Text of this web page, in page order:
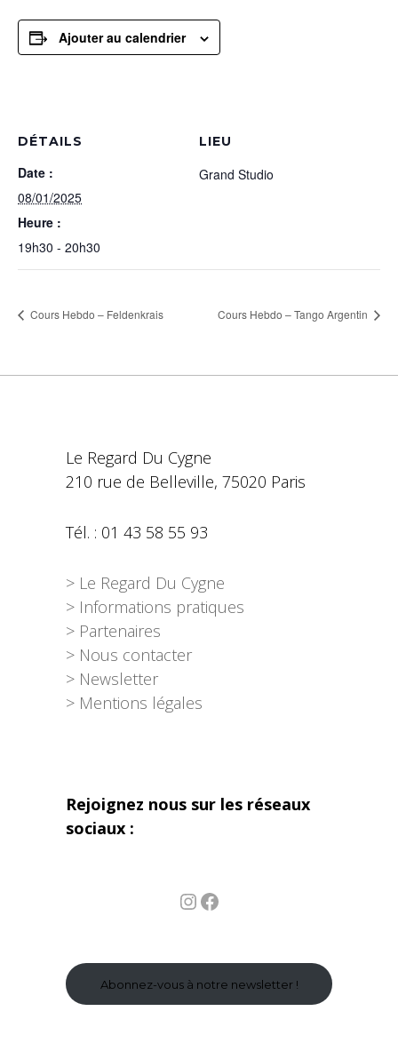
Ajouter au calendrier
DÉTAILS
Date :
08/01/2025
Heure :
19h30 - 20h30
LIEU
Grand Studio
Cours Hebdo – Feldenkrais Cours Hebdo – Tango Argentin
Le Regard Du Cygne
210 rue de Belleville, 75020 Paris
Tél. : 01 43 58 55 93
> Le Regard Du Cygne
> Informations pratiques
> Partenaires
> Nous contacter
> Newsletter
> Mentions légales
Rejoignez nous sur les réseaux
sociaux :
InstagramFacebook
Abonnez-vous à notre newsletter !